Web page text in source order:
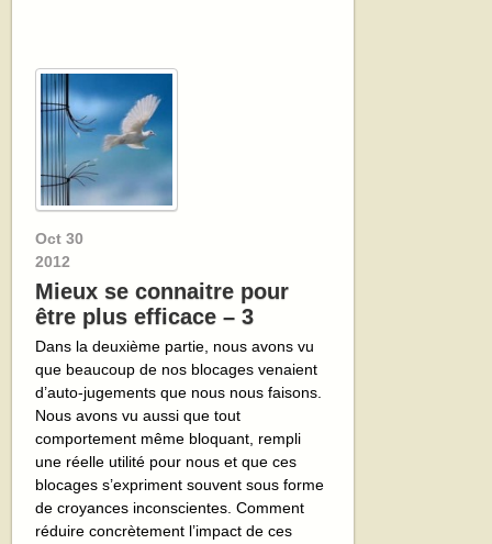
Oct 30
2012
Mieux se connaitre pour
être plus efficace – 3
Dans la deuxième partie, nous avons vu
que beaucoup de nos blocages venaient
d’auto-jugements que nous nous faisons.
Nous avons vu aussi que tout
comportement même bloquant, rempli
une réelle utilité pour nous et que ces
blocages s’expriment souvent sous forme
de croyances inconscientes. Comment
réduire concrètement l’impact de ces